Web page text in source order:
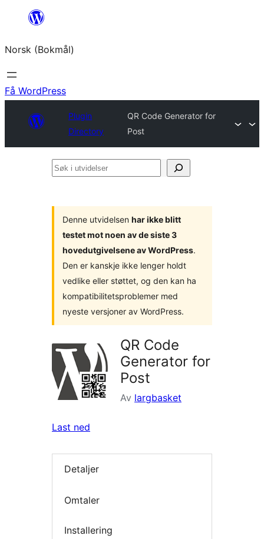
Hopp
innhold
Norsk (Bokmål)
Få WordPress
Plugin
Directory
QR Code Generator for
Post
Søk
Denne utvidelsen har ikke blitt
testet mot noen av de siste 3
hovedutgivelsene av WordPress.
Den er kanskje ikke lenger holdt
vedlike eller støttet, og den kan ha
kompatibilitetsproblemer med
nyeste versjoner av WordPress.
QR Code
Generator for
Post
Av largbasket
Last ned
Detaljer
Omtaler
Installering